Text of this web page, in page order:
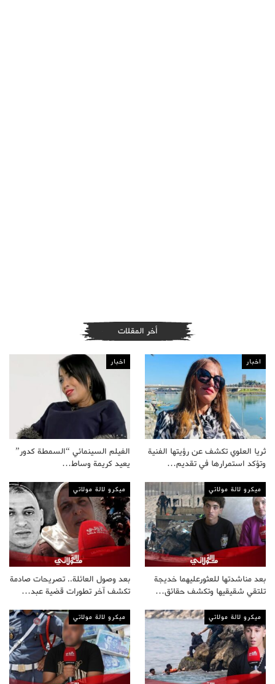
أخر المقلات
اخبار
ثريا العلوي تكشف عن رؤيتها الفنية
وتؤكد استمرارها في تقديم…
اخبار
الفيلم السينمائي “السمطة كدور”
يعيد كريمة وساط…
ميكرو لالة مولاتي
بعد مناشدتها للعثورعليهما خديجة
تلتقي شقيقيها وتكشف حقائق…
ميكرو لالة مولاتي
بعد وصول العائلة.. تصريحات صادمة
تكشف آخر تطورات قضية عبد…
ميكرو لالة مولاتي ميكرو لالة مولاتي